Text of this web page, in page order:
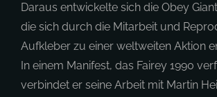
Daraus entwickelte sich die Obey
die sich durch die Mitarbeit und
Aufkleber zu einer weltweiten Aktion
In einem Manifest, das Fairey 1990
verbindet er seine Arbeit mit Martin